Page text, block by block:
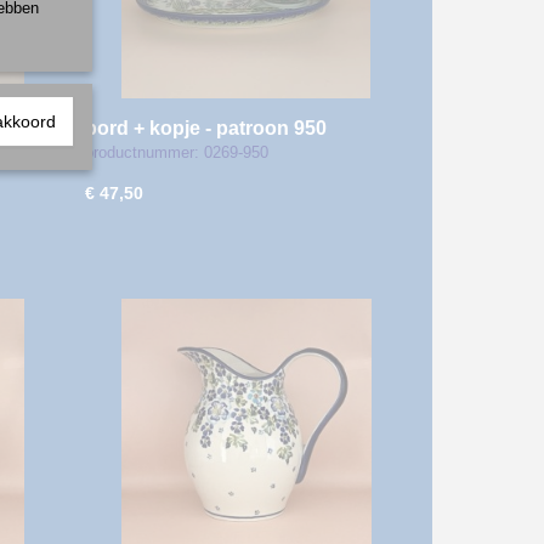
bord + kopje - patroon 950
productnummer: 0269-950
€ 47,50